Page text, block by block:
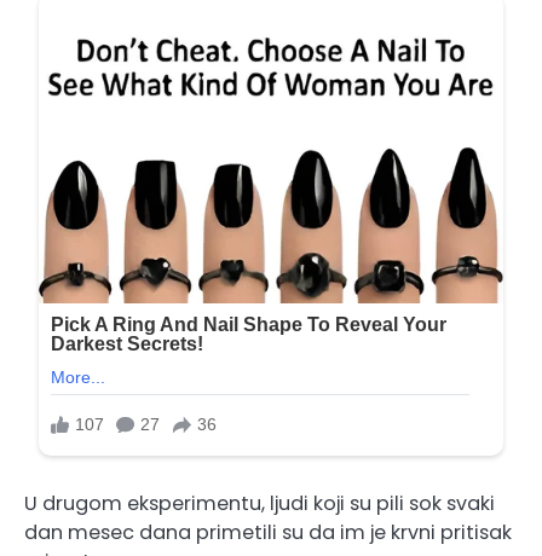
U drugom eksperimentu, ljudi koji su pili sok svaki
dan mesec dana primetili su da im je krvni pritisak